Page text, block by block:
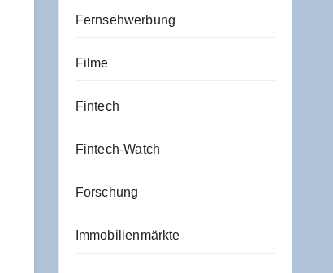
Fernsehwerbung
Filme
Fintech
Fintech-Watch
Forschung
Immobilienmärkte